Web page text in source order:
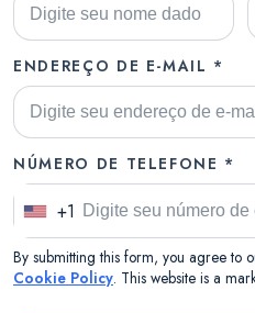
ENDEREÇO DE E-MAIL *
NÚMERO DE TELEFONE *
U
n
i
+1
By submitting this form, you agree to
Cookie Policy. This website is a